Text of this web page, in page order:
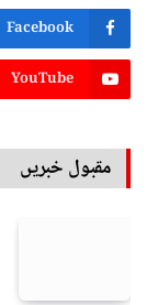
Facebook
YouTube
مقبول خبریں